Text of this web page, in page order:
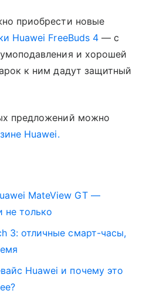
приобрести новые
Huawei FreeBuds 4— с
и хорошей
к ним дадут защитный
предложений можно
Huawei.
MateView GT —
не только
3: отличные смарт-часы,
Huawei и почему это